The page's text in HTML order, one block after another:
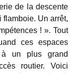
de la descente
Un arrêt,
! ». Tout
ces espaces
à un plus grand
routier. Voici